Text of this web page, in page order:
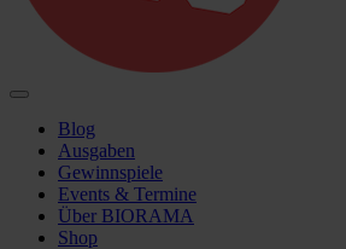
Blog
Ausgaben
Gewinnspiele
Events & Termine
Über BIORAMA
Shop